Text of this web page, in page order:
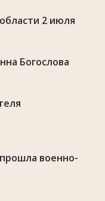
2 июля
Богослова
военно-